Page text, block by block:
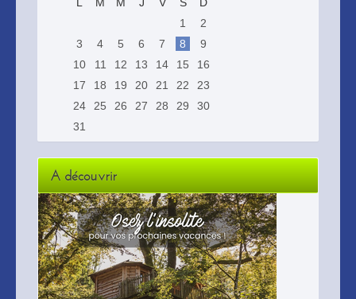
1
2
3
4 5 6 7 8
9
10
11 12 13 14 15
16
17
18 19 20 21 22
23
24
25 26 27 28 29
30
31
A découvrir